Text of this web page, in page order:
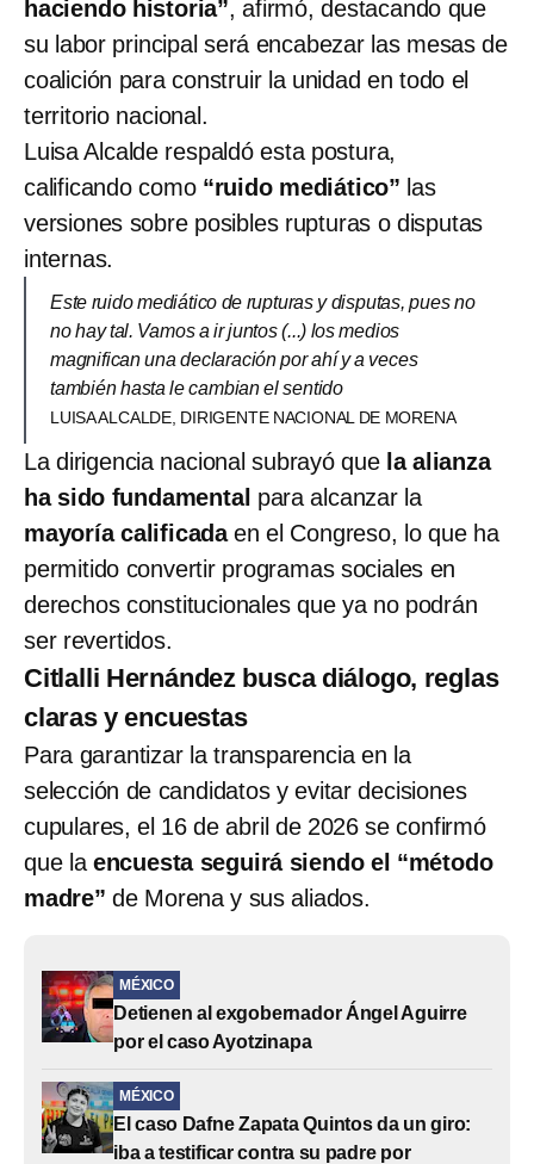
haciendo historia”, afirmó, destacando que
su labor principal será encabezar las mesas de
coalición para construir la unidad en todo el
territorio nacional.
Luisa Alcalde respaldó esta postura,
calificando como “ruido mediático” las
versiones sobre posibles rupturas o disputas
internas.
Este ruido mediático de rupturas y disputas, pues no
no hay tal. Vamos a ir juntos (...) los medios
magnifican una declaración por ahí y a veces
también hasta le cambian el sentido
LUISA ALCALDE, DIRIGENTE NACIONAL DE MORENA
La dirigencia nacional subrayó que la alianza
ha sido fundamental para alcanzar la
mayoría calificadaen el Congreso, lo que ha
permitido convertir programas sociales en
derechos constitucionales que ya no podrán
ser revertidos.
Citlalli Hernández busca diálogo, reglas
claras y encuestas
Para garantizar la transparencia en la
selección de candidatos y evitar decisiones
cupulares, el 16 de abril de 2026 se confirmó
que la encuesta seguirá siendo el “método
madre” de Morena y sus aliados.
MÉXICO
Detienen al exgobernador Ángel Aguirre
por el caso Ayotzinapa
MÉXICO
El caso Dafne Zapata Quintos da un giro:
iba a testificar contra su padre por